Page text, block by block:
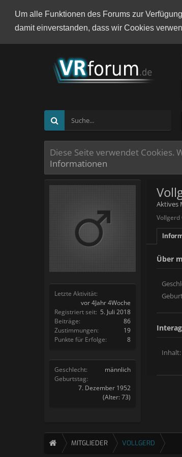
Um alle Funktionen des Forums zur
damit einverstanden, dass wir Cookies
Diese Seite verwendet Cookies.
Informationen
Letzte Aktivität:
vor 4Jahr 4Woche
Registriert seit: 5. Juli 2018
Beiträge:
86
Zustimmungen:
19
Punkte für Erfolge:
8
Geschlecht:
männlich
Geburtstag:
7. Dezember 1952
(Alter: 73)
Aktives
Vollgerd
Über
Inhalt:
MITGLIEDER VOLLGERD